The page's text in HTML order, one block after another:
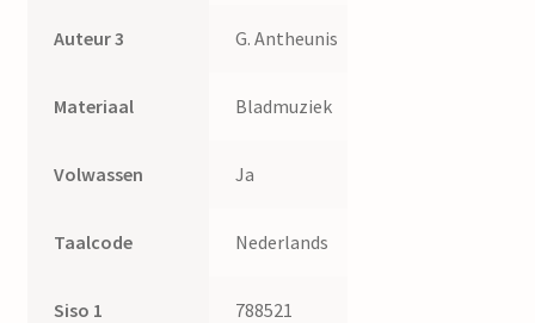
Auteur 3 G. Antheunis
Materiaal Bladmuziek
Volwassen Ja
Taalcode Nederlands
Siso 1 788521